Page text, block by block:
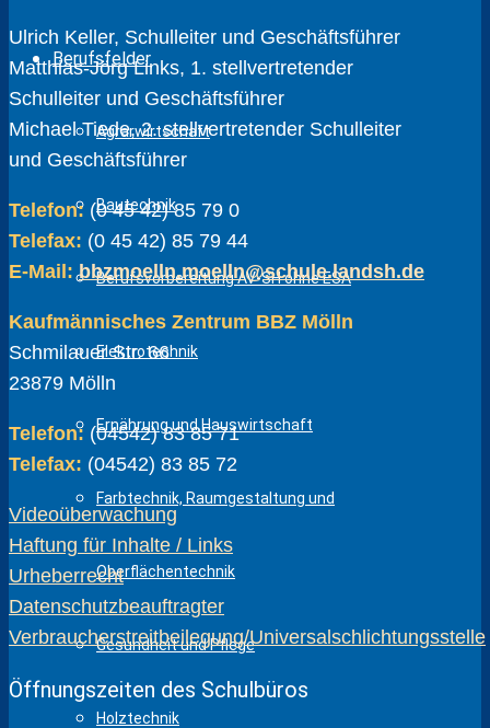
Berufsfelder
Agrarwirtschaft
Bautechnik
Berufsvorbereitung AV-SH ohne ESA
Elektrotechnik
Ernährung und Hauswirtschaft
Farbtechnik, Raumgestaltung und
Oberflächentechnik
Gesundheit und Pflege
Holztechnik
Ulrich Keller, Schulleiter und Geschäftsführer
Matthias-Jörg Links, 1. stellvertretender
Schulleiter und Geschäftsführer
Michael Tiede, 2. stellvertretender Schulleiter
und Geschäftsführer
Telefon: (0 45 42) 85 79 0
Telefax: (0 45 42) 85 79 44
E-Mail:bbzmoelln.moelln@schule.landsh.de
Kaufmännisches Zentrum BBZ Mölln
Schmilauer Str. 66
23879 Mölln
Telefon: (04542) 83 85 71
Telefax: (04542) 83 85 72
Videoüberwachung
Haftung für Inhalte / Links
Urheberrecht
Datenschutzbeauftragter
Verbraucherstreitbeilegung/Universalschlichtungsstelle
Öffnungszeiten des Schulbüros